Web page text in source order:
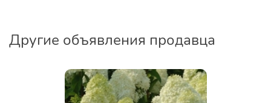
Другие объявления продавца